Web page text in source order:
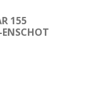
155
ENSCHOT